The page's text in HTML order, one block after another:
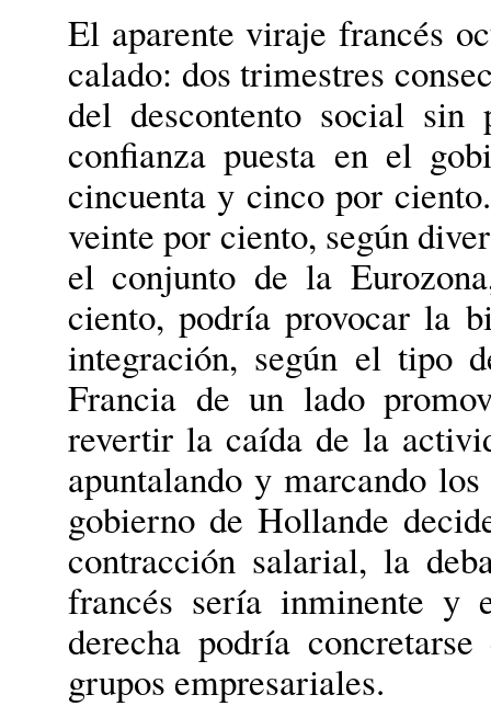
El aparente viraje francés
calado: dos trimestres
del descontento social sin
confianza puesta en el
cincuenta y cinco por
veinte por ciento, según
el conjunto de la
ciento, podría provocar la
integración, según el tipo
Francia de un lado
revertir la caída de la
apuntalando y marcando
gobierno de Hollande
contracción salarial, la
francés sería inminente y
derecha podría
grupos empresariales.